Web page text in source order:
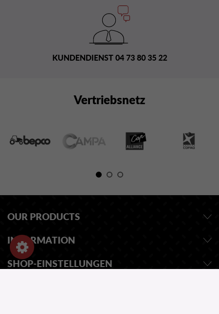
KUNDENDIENST 04 73 80 35 22
Vertriebsnetz
OUR PRODUCTS
INFORMATION
SHOP-EINSTELLUNGEN